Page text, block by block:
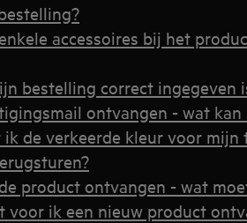
accessoires bij het
bestelling correct ingegeven
ontvangen - wat kan
de verkeerde kleur voor mijn
product ontvangen - wat
voor ik een nieuw product